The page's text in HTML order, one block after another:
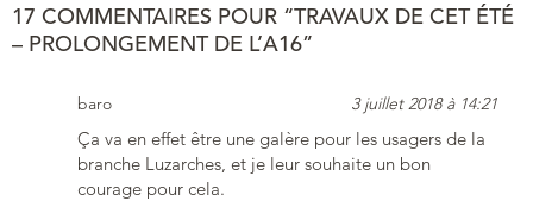
17 COMMENTAIRES POUR “TRAVAUX DE CET ÉTÉ
– PROLONGEMENT DE L’A16”
baro 3 juillet 2018 à 14:21
Ça va en effet être une galère pour les usagers de la
branche Luzarches, et je leur souhaite un bon
courage pour cela.